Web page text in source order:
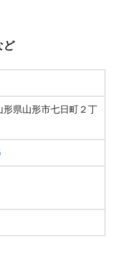
ど
形県山形市七日町２丁